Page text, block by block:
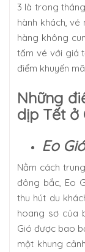
3 là trong
hành khách,
hàng không
tấm vé với giá
điểm khuyến
Những
dịp Tết ở
Eo Gió
Nằm cách
đông bắc, Eo
thu hút du
hoang sơ của
Gió được bao
một khung